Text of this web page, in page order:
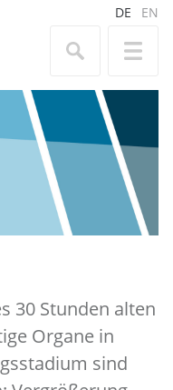
DE EN
30 Stunden alten
Organe in
sind